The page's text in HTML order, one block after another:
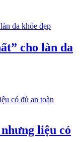
cho làn da
liệu có